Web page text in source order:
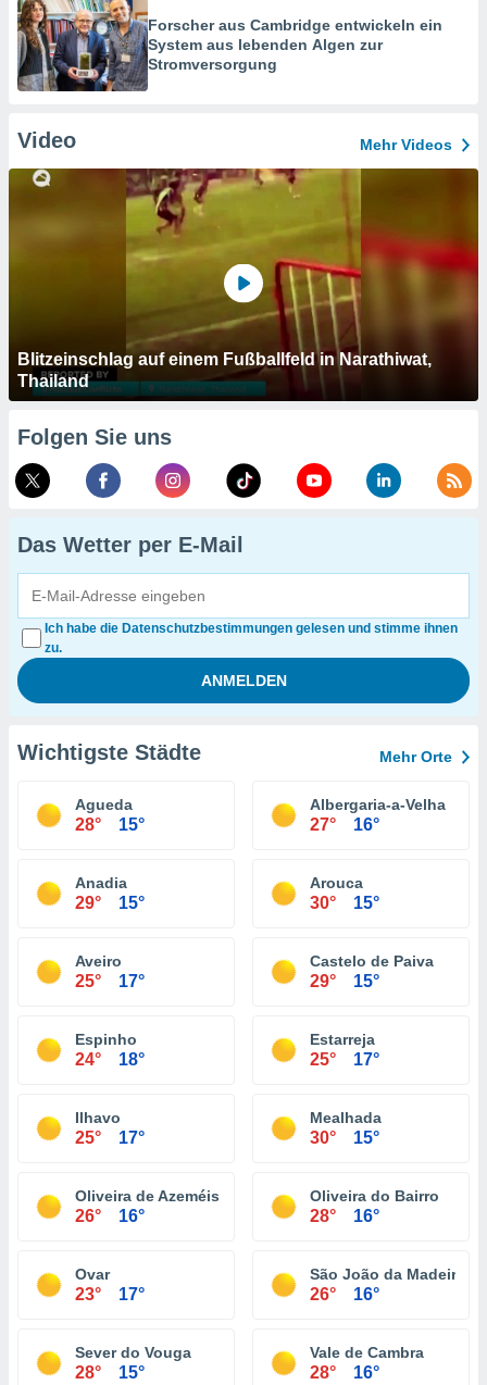
Forscher aus Cambridge entwickeln ein
System aus lebenden Algen zur
Stromversorgung
Video Mehr Videos
Blitzeinschlag auf einem Fußballfeld in Narathiwat,
Thailand
Folgen Sie uns
Das Wetter per E-Mail
Ich habe die Datenschutzbestimmungen gelesen und stimme ihnen
zu.
Wichtigste Städte Mehr Orte
Agueda
28° 15°
Albergaria-a-Velha
27° 16°
Anadia
29° 15°
Arouca
30° 15°
Aveiro
25° 17°
Castelo de Paiva
29° 15°
Espinho
24° 18°
Estarreja
25° 17°
Ilhavo
25° 17°
Mealhada
30° 15°
Oliveira de Azeméis
26° 16°
Oliveira do Bairro
28° 16°
Ovar
23° 17°
São João da Madeira
26° 16°
Sever do Vouga
28° 15°
Vale de Cambra
28° 16°